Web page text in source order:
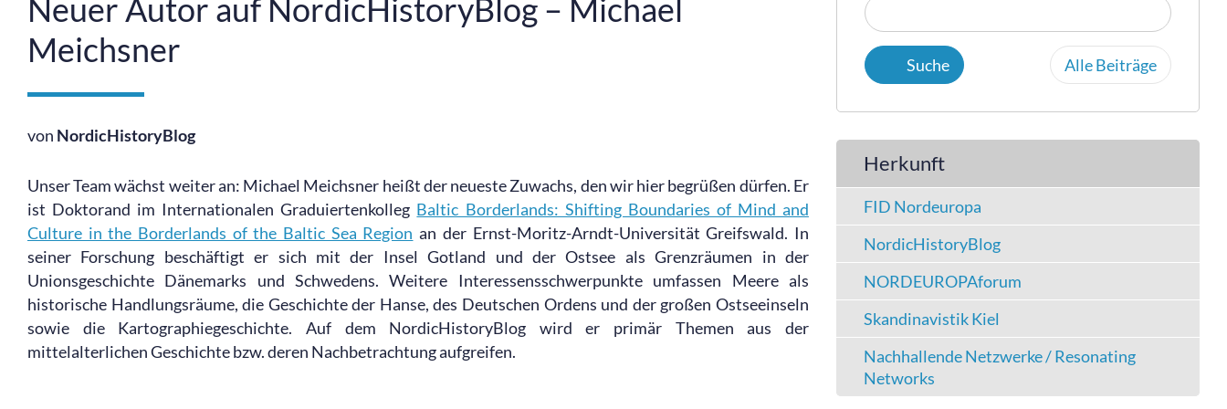
Neuer Autor auf NordicHistoryBlog – Michael
Meichsner
von NordicHistoryBlog
Unser Team wächst weiter an: Michael Meichsner heißt der neueste Zuwachs, den wir hier begrüßen dürfen. Er
ist Doktorand im Internationalen Graduiertenkolleg Baltic Borderlands: Shifting Boundaries of Mind and
Culture in the Borderlands of the Baltic Sea Region an der Ernst-Moritz-Arndt-Universität Greifswald. In
seiner Forschung beschäftigt er sich mit der Insel Gotland und der Ostsee als Grenzräumen in der
Unionsgeschichte Dänemarks und Schwedens. Weitere Interessensschwerpunkte umfassen Meere als
historische Handlungsräume, die Geschichte der Hanse, des Deutschen Ordens und der großen Ostseeinseln
sowie die Kartographiegeschichte. Auf dem NordicHistoryBlog wird er primär Themen aus der
mittelalterlichen Geschichte bzw. deren Nachbetrachtung aufgreifen.
Alle Beiträge
Herkunft
FID Nordeuropa
NordicHistoryBlog
NORDEUROPAforum
Skandinavistik Kiel
Nachhallende Netzwerke / Resonating
Networks